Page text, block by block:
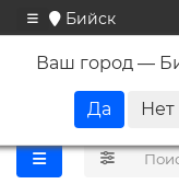
Бийск
Ваш город —